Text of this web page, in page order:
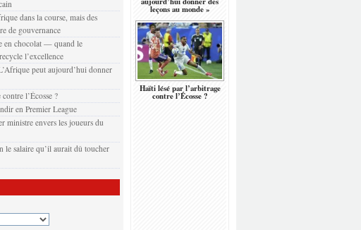
dans la course, mais des
de gouvernance
en chocolat — quand le
l’excellence
peut aujourd’hui donner
l’Écosse ?
en Premier League
ministre envers les joueurs du
le salaire qu’il aurait dû toucher
leçons au monde »
Haïti lésé par l’arbitrage
contre l’Écosse ?